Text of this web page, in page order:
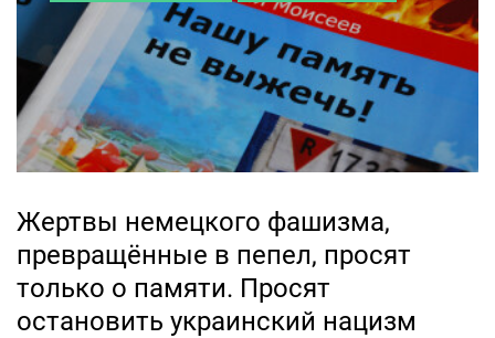
Жертвы немецкого фашизма,
превращённые в пепел, просят
только о памяти. Просят
остановить украинский нацизм